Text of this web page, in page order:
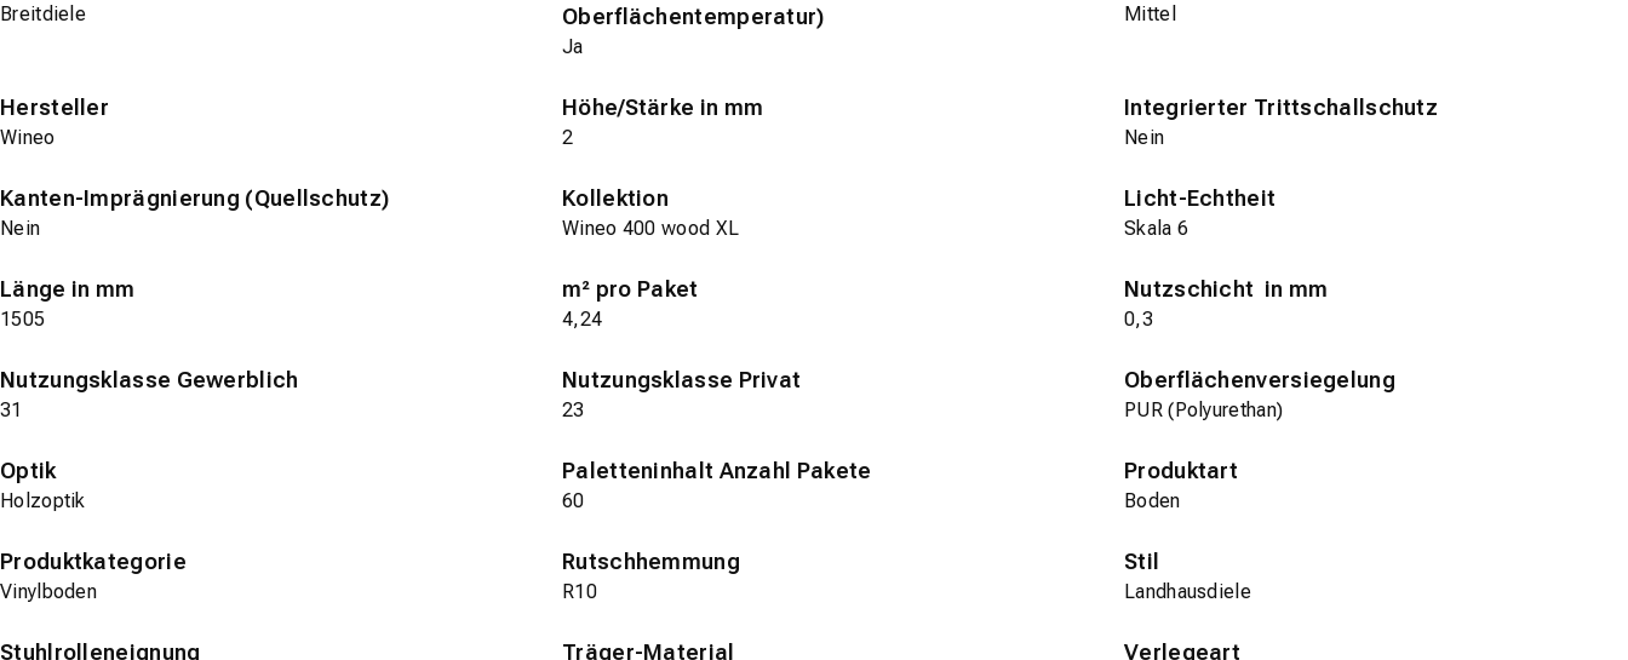
Breitdiele
Oberflächentemperatur)
Ja
Mittel
Hersteller
Wineo
Höhe/Stärke in mm
2
Integrierter Trittschallschutz
Nein
Kanten-Imprägnierung (Quellschutz)
Nein
Kollektion
Wineo 400 wood XL
Licht-Echtheit
Skala 6
Länge in mm
1505
m² pro Paket
4,24
Nutzschicht in mm
0,3
Nutzungsklasse Gewerblich
31
Nutzungsklasse Privat
23
Oberflächenversiegelung
PUR (Polyurethan)
Optik
Holzoptik
Paletteninhalt Anzahl Pakete
60
Produktart
Boden
Produktkategorie
Vinylboden
Rutschhemmung
R10
Stil
Landhausdiele
Stuhlrolleneignung Träger-Material Verlegeart